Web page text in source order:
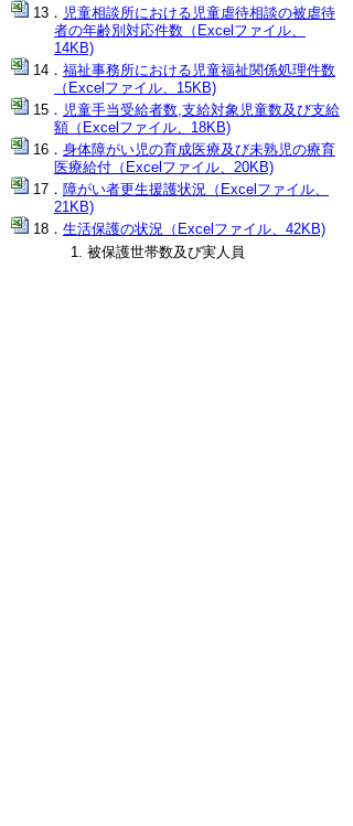
児童相談所における児童虐待相談の被虐待
者の年齢別対応件数（Excelファイル、
14KB)
福祉事務所における児童福祉関係処理件数
（Excelファイル、15KB)
児童手当受給者数,支給対象児童数及び支給
額（Excelファイル、18KB)
身体障がい児の育成医療及び未熟児の療育
医療給付（Excelファイル、20KB)
障がい者更生援護状況（Excelファイル、
21KB)
生活保護の状況（Excelファイル、42KB)
被保護世帯数及び実人員